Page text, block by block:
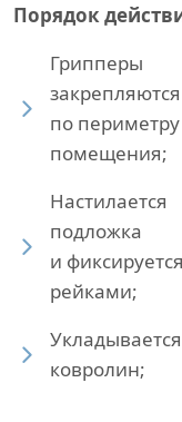
Порядок
Грипперы
закрепляются
по периметру
помещения;
Настилается
подложка
и фиксируется
рейками;
Укладывается
ковролин;